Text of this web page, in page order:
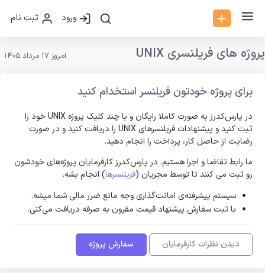
ورود ثبت نام
پروژه های فریلنسری UNIX امروز 17 مرداد 1405
برای پروژه خودتون فریلنسر استخدام کنید
در پارس‌کدرز به صورت کاملا رایگان و با چند کلیک پروژه UNIX خود را
ثبت کنید و پیشنهادات فریلنسر‌های UNIX را دریافت کنید و در صورت
رضایت از حاصل کار، پرداخت را انجام دهید.
ما رابط تقاضا و اجرا هستیم. در پارس‌کدرز کارفرمایان پروژه‌های خودشون
رو ثبت می کنند تا توسط مجریان (فریلنسرها) انجام بشه.
سیستم پیشرفته‌ی امانت‌گذاری وجه مانع ضرر مالی شما میشه.
با ثبت سفارش پیشنهاد قیمت مقرون به صرفه دریافت می‌کنی.
دیدن نظرات کارفرمایان سفارش پروژه